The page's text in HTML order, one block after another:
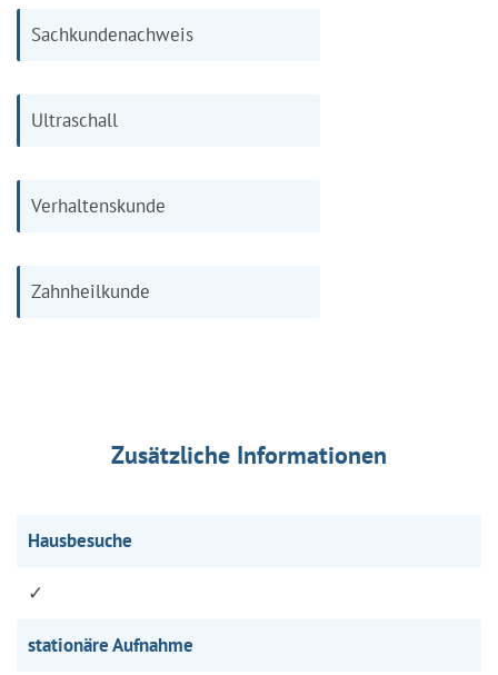
Sachkundenachweis
Ultraschall
Verhaltenskunde
Zahnheilkunde
Zusätzliche Informationen
Hausbesuche
✓
stationäre Aufnahme